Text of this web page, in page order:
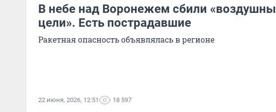
В небе над Воронежем сбили
цели». Есть пострадавшие
Ракетная опасность объявлялась в регионе
22 июня, 2026, 12:51 18 597